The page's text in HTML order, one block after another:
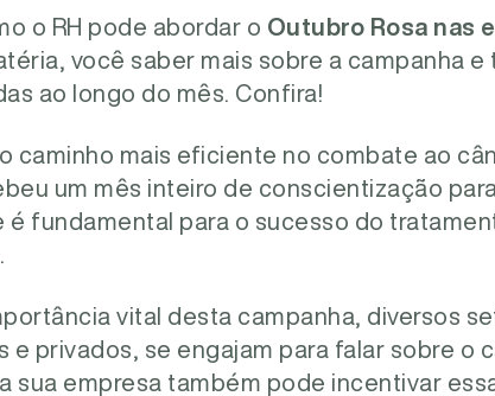
o RH pode abordar o Outubro Rosa nas
você saber mais sobre a campanha
ao longo do mês. Confira!
caminho mais eficiente no combate ao
um mês inteiro de conscientização
é fundamental para o sucesso do
vital desta campanha, diversos
e privados, se engajam para falar sobre o
sua empresa também pode incentivar